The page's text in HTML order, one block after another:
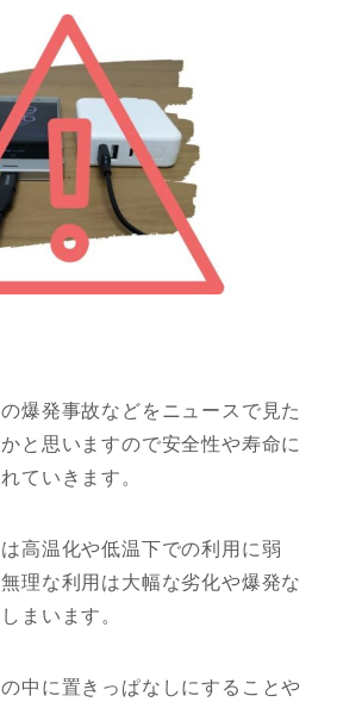
爆発事故などをニュースで見た
と思いますので安全性や寿命に
ていきます。
高温化や低温下での利用に弱
理な利用は大幅な劣化や爆発な
まいます。
中に置きっぱなしにすることや